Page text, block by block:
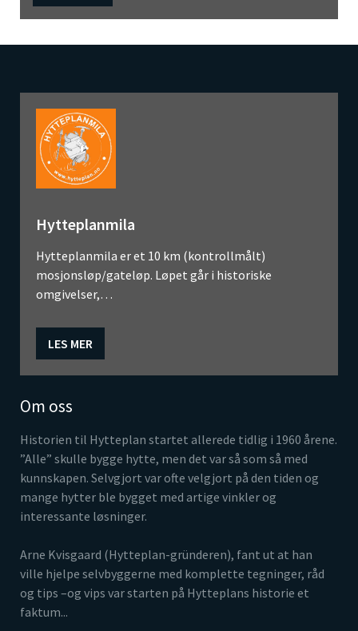
Hytteplanmila
Hytteplanmila er et 10 km (kontrollmålt)
mosjonsløp/gateløp. Løpet går i historiske
omgivelser,…
LES MER
Om oss
Historien til Hytteplan startet allerede tidlig i 1960 årene.
”Alle” skulle bygge hytte, men det var så som så med
kunnskapen. Selvgjort var ofte velgjort på den tiden og
mange hytter ble bygget med artige vinkler og
interessante løsninger.
Arne Kvisgaard (Hytteplan-gründeren), fant ut at han
ville hjelpe selvbyggerne med komplette tegninger, råd
og tips –og vips var starten på Hytteplans historie et
faktum...